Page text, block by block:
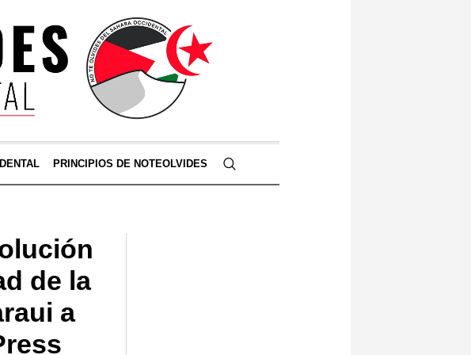
PRINCIPIOS DE NOTEOLVIDES
de la
a